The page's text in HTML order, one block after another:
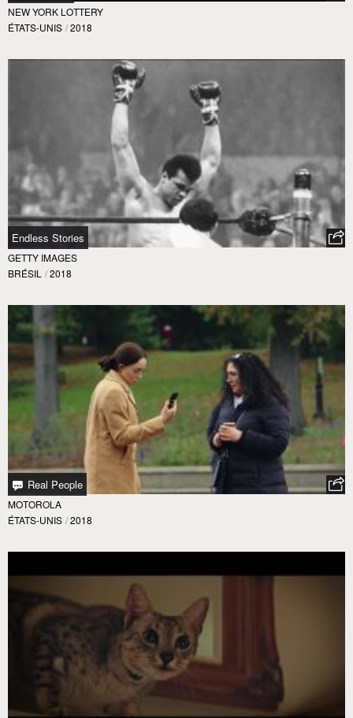
NEW YORK LOTTERY
ÉTATS-UNIS / 2018
Endless Stories
GETTY IMAGES
BRÉSIL / 2018
Real People
MOTOROLA
ÉTATS-UNIS / 2018